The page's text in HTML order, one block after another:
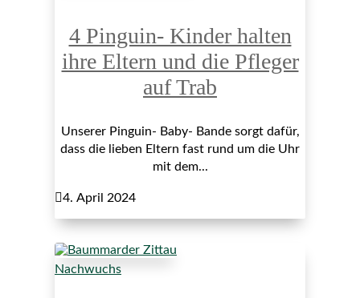
4 Pinguin- Kinder halten
ihre Eltern und die Pfleger
auf Trab
Unserer Pinguin- Baby- Bande sorgt dafür,
dass die lieben Eltern fast rund um die Uhr
mit dem...
4. April 2024
Nachwuchs